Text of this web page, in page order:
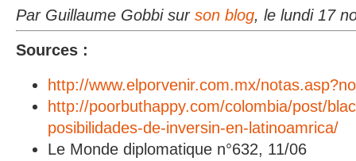
Par Guillaume Gobbi sur son blog, le lundi 17
Sources :
http://www.elporvenir.com.mx/
http://poorbuthappy.com/colombia/post/
posibilidades-de-inversin-en-latinoamrica/
Le Monde diplomatique n°632, 11/06